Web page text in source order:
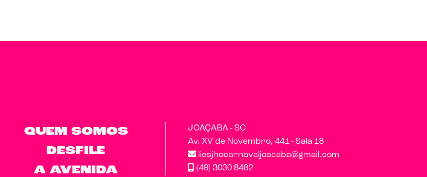
QUEM SOMOS
DESFILE
A AVENIDA
JOAÇABA - SC
Av. XV de Novembro, 441 - Sala 18
liesjhocarnavaljoacaba@gmail.com
(49) 3030 8482